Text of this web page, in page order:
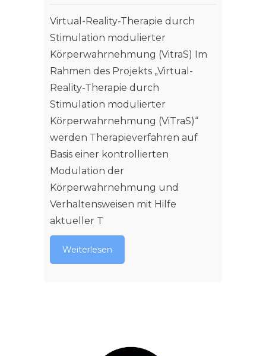
Virtual-Reality-Therapie durch
Stimulation modulierter
Körperwahrnehmung (VitraS) Im
Rahmen des Projekts „Virtual-
Reality-Therapie durch
Stimulation modulierter
Körperwahrnehmung (ViTraS)“
werden Therapieverfahren auf
Basis einer kontrollierten
Modulation der
Körperwahrnehmung und
Verhaltensweisen mit Hilfe
aktueller T
Weiterlesen